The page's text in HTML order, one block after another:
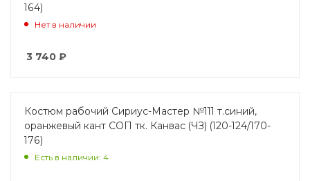
164)
Нет в наличии
3 740 ₽
Костюм рабочий Сириус-Мастер №111 т.синий,
оранжевый кант СОП тк. Канвас (ЧЗ) (120-124/170-
176)
Есть в наличии: 4